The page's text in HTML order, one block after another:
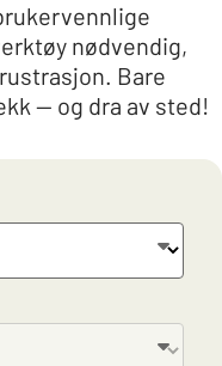
nødvendig,
Bare
— og dra av sted!